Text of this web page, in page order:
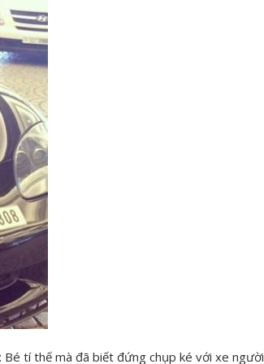
Bé tí thế mà đã biết đứng chụp ké với xe người